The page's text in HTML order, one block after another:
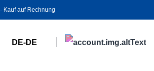
Kauf auf Rechnung
DE-DE